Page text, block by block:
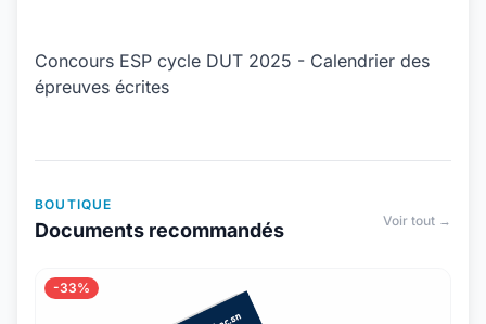
Concours ESP cycle DUT 2025 - Calendrier des
épreuves écrites
BOUTIQUE
Documents recommandés Voir tout →
-33%